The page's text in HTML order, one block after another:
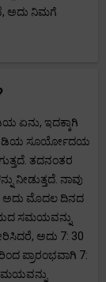
ಅದು ನಿಮಗೆ
ಏನು, ಇದಕ್ಕಾಗಿ
ಚೌಘಡಿಯ ಸೂರ್ಯೋದಯ
ತದನಂತರ
ನೀಡುತ್ತದೆ. ನಾವು
ಮೊದಲ ದಿನದ
ಸಮಯವನ್ನು
ಅದು 7: 30
ಪ್ರಾರಂಭವಾಗಿ 7: